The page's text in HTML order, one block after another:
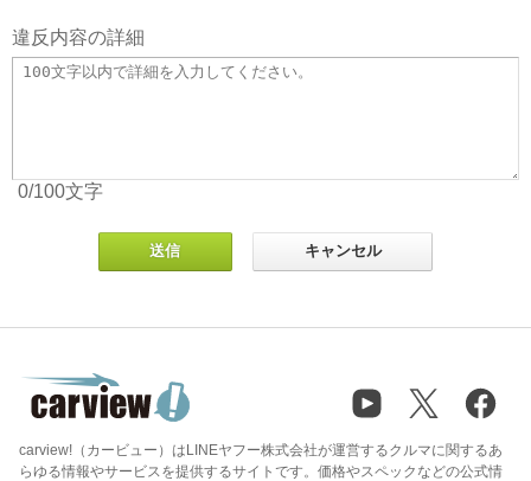
違反内容の詳細
0/100文字
carview!（カービュー）はLINEヤフー株式会社が運営するクルマに関するあ
らゆる情報やサービスを提供するサイトです。価格やスペックなどの公式情